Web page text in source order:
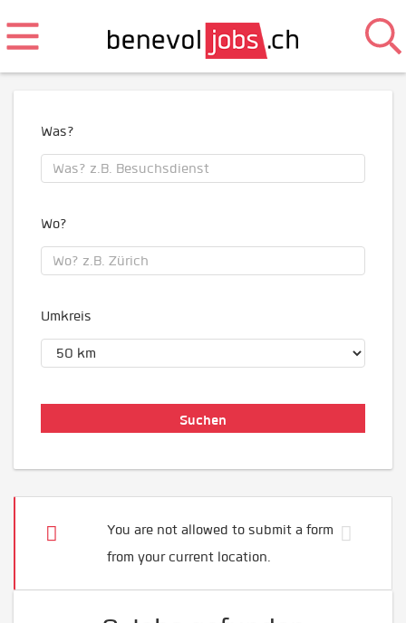
Was?
Wo?
Umkreis
You are not allowed to submit a form
from your current location.